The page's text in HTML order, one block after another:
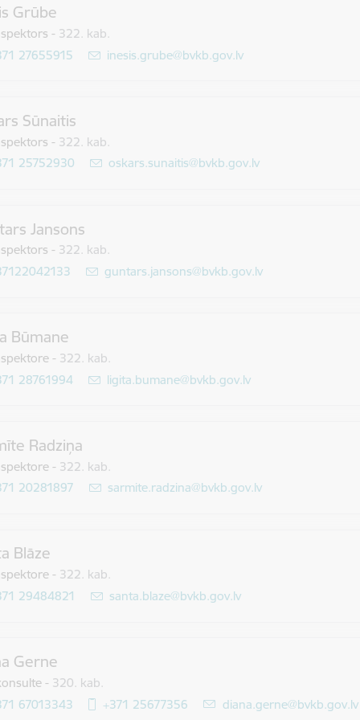
Grūbe
- 322. kab.
27655915
E-pasts:
inesis.grube@bvkb.gov.lv
Sūnaitis
- 322. kab.
25752930
E-pasts:
oskars.sunaitis@bvkb.gov.lv
Jansons
- 322. kab.
E-pasts:
guntars.jansons@bvkb.gov.lv
Būmane
- 322. kab.
28761994
E-pasts:
ligita.bumane@bvkb.gov.lv
Radziņa
- 322. kab.
20281897
E-pasts:
sarmite.radzina@bvkb.gov.lv
Blāze
- 322. kab.
29484821
E-pasts:
santa.blaze@bvkb.gov.lv
Gerne
- 320. kab.
67013343
+371 25677356 E-pasts:
diana.gerne@bvkb.gov.lv